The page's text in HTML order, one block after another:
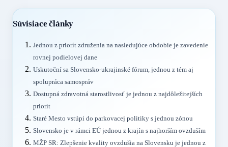
Súvisiace články
Jednou z priorít združenia na nasledujúce obdobie je zavedenie
rovnej podielovej dane
Uskutoční sa Slovensko-ukrajinské fórum, jednou z tém aj
spolupráca samospráv
Dostupná zdravotná starostlivosť je jednou z najdôležitejších
priorít
Staré Mesto vstúpi do parkovacej politiky s jednou zónou
Slovensko je v rámci EÚ jednou z krajín s najhorším ovzduším
MŽP SR: Zlepšenie kvality ovzdušia na Slovensku je jednou z